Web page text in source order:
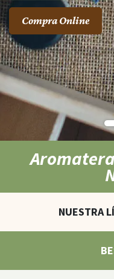
Compra Online
NUESTRA